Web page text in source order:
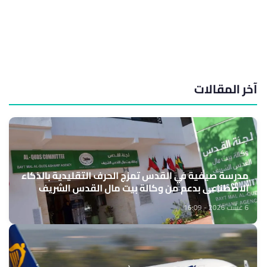
آخر المقالات
مدرسة صيفية في القدس تمزج الحرف التقليدية بالذكاء
الاصطناعي بدعم من وكالة بيت مال القدس الشريف
6 غشت 2026 - 16:09